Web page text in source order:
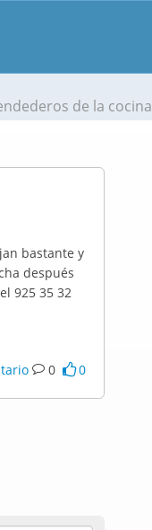
de la cocina
bastante y
después
925 35 32
0 0